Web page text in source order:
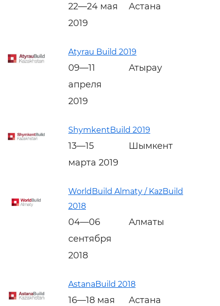
22—24 мая
2019
Астана
Atyrau Build 2019
09—11
апреля
2019
Атырау
ShymkentBuild 2019
13—15
марта 2019
Шымкент
WorldBuild Almaty / KazBuild
2018
04—06
сентября
2018
Алматы
AstanaBuild 2018
16—18 мая
Астана